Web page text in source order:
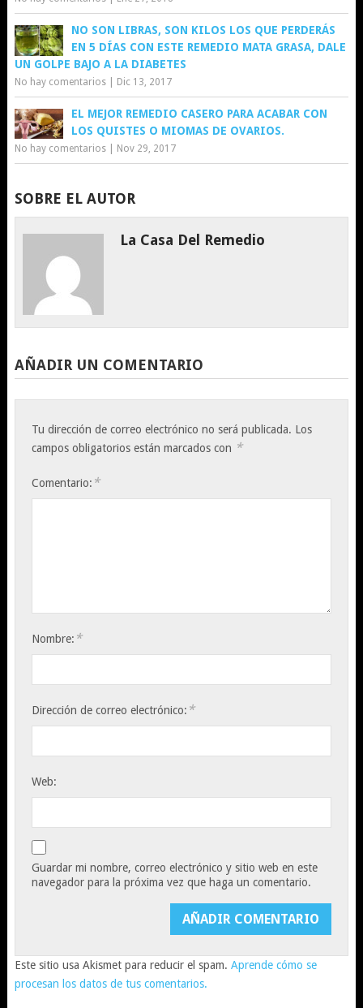
NO SON LIBRAS, SON KILOS LOS QUE PERDERÁS
EN 5 DÍAS CON ESTE REMEDIO MATA GRASA, DALE
UN GOLPE BAJO A LA DIABETES
No hay comentarios| Dic 13, 2017
EL MEJOR REMEDIO CASERO PARA ACABAR CON
LOS QUISTES O MIOMAS DE OVARIOS.
No hay comentarios| Nov 29, 2017
SOBRE EL AUTOR
La Casa Del Remedio
AÑADIR UN COMENTARIO
Tu dirección de correo electrónico no será publicada. Los
campos obligatorios están marcados con *
Comentario: *
Nombre: *
Dirección de correo electrónico: *
Web:
Guardar mi nombre, correo electrónico y sitio web en este
navegador para la próxima vez que haga un comentario.
Este sitio usa Akismet para reducir el spam. Aprende cómo se
procesan los datos de tus comentarios.